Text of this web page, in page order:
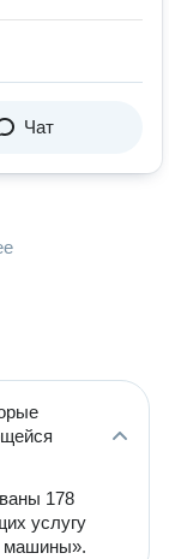
Чат
178
услугу
машины».